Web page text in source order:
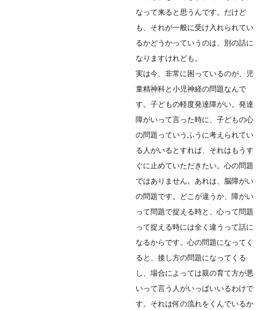
なって来ると思うんです。だけど
も、それが一般に受け入れられてい
るかどうかっていうのは、別の話に
なりますけれども。
実は今、非常に困っているのが、児
童精神科と小児神経の問題なんで
す。子どもの軽度発達障がい。発達
障がいって言った時に、子どもの心
の問題っていうふうに考えられてい
る人がいるとすれば、それはもうす
ぐに止めていただきたい。心の問題
ではありません。あれは、脳障がい
の問題です。どこが違うか、障がい
って問題で捉える時と、心って問題
って捉える時には全く違うって話に
なるからです。心の問題になってく
ると、接し方の問題になってくる
し、場合によっては親の育て方が悪
いって言う人がいっぱいいるわけで
す。それは何の流れをくんでいるか